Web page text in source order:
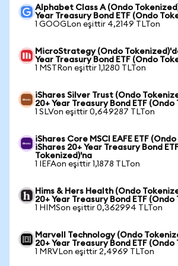
Alphabet Class A (Ondo
Year Treasury Bond ETF (Ondo
1 GOOGLon eşittir 4,2149 TLTon
MicroStrategy (Ondo
Year Treasury Bond ETF (Ondo
1 MSTRon eşittir 1,1280 TLTon
iShares Silver Trust (Ondo
20+ Year Treasury Bond ETF
1 SLVon eşittir 0,649287 TLTon
iShares Core MSCI EAFE ETF
iShares 20+ Year Treasury Bond
Tokenized)'na
1 IEFAon eşittir 1,1878 TLTon
Hims & Hers Health (Ondo
20+ Year Treasury Bond ETF
1 HIMSon eşittir 0,362994 TLTon
Marvell Technology (Ondo
20+ Year Treasury Bond ETF
1 MRVLon eşittir 2,4969 TLTon